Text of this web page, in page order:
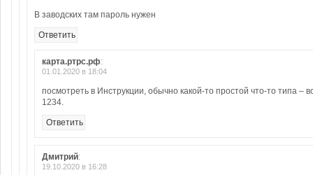
В заводских там пароль нужен
Ответить
карта.ртрс.рф:
01.01.2020 в 18:04
посмотреть в Инструкции, обычно какой-то простой что-то типа –
1234.
Ответить
Дмитрий:
19.10.2020 в 16:28